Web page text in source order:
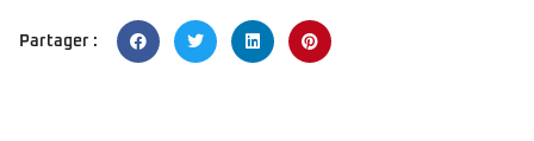
Partager :